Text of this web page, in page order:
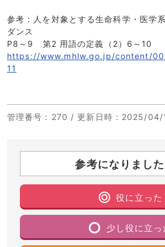
参考：人を対象とする生命科学・医学
ダンス
P8～9 第2 用語の定義（2）6～10
https://www.mhlw.go.jp/content/
11
管理番号 ：270 /更新日時 ：2025/
参考になりました
役に立った
少し役に立っ